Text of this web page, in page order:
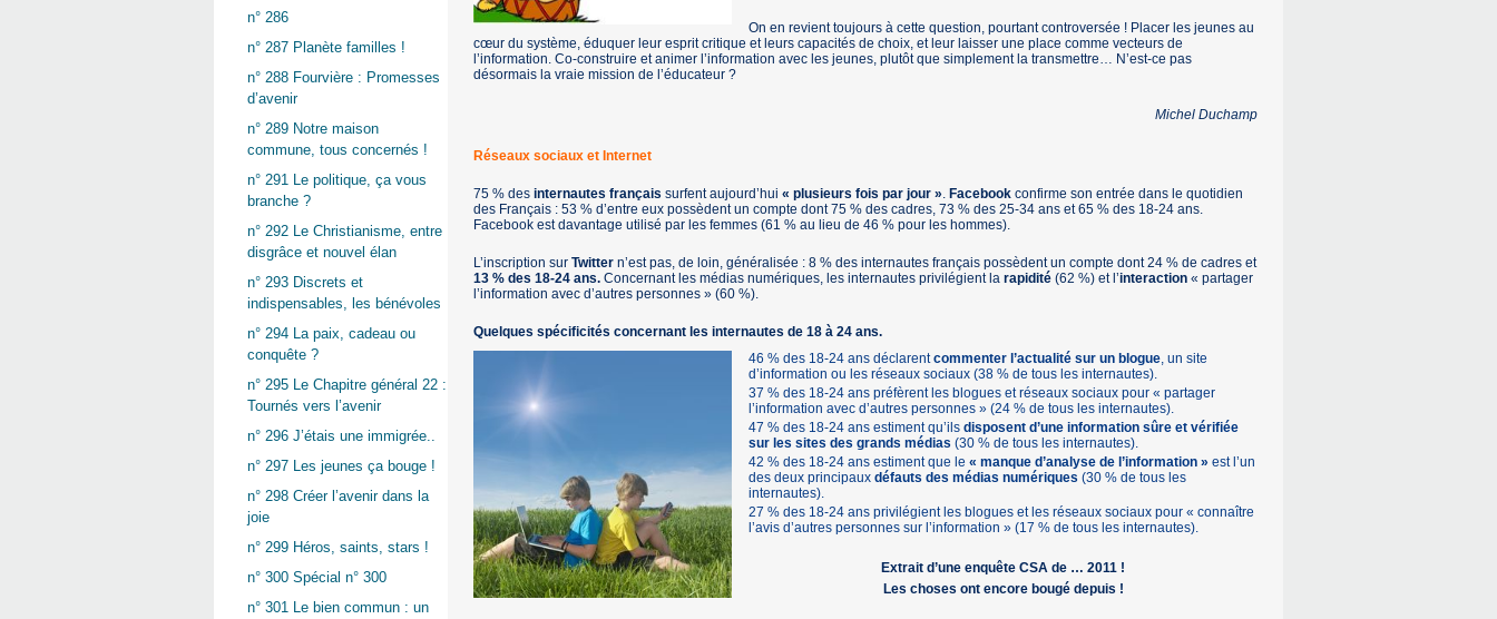
On en revient toujours à cette question, pourtant controversée ! Placer les jeunes au
cœur du système, éduquer leur esprit critique et leurs capacités de choix, et leur laisser une place comme vecteurs de
l’information. Co-construire et animer l’information avec les jeunes, plutôt que simplement la transmettre… N’est-ce pas
désormais la vraie mission de l’éducateur ?
Michel Duchamp
Réseaux sociaux et Internet
75 % des internautes français surfent aujourd’hui « plusieurs fois par jour ». Facebook confirme son entrée dans le quotidien
des Français : 53 % d’entre eux possèdent un compte dont 75 % des cadres, 73 % des 25-34 ans et 65 % des 18-24 ans.
Facebook est davantage utilisé par les femmes (61 % au lieu de 46 % pour les hommes).
L’inscription sur Twitter n’est pas, de loin, généralisée : 8 % des internautes français possèdent un compte dont 24 % de cadres et
13 % des 18-24 ans.Concernant les médias numériques, les internautes privilégient la rapidité (62 %) et l’interaction « partager
l’information avec d’autres personnes » (60 %).
Quelques spécificités concernant les internautes de 18 à 24 ans.
46 % des 18-24 ans déclarentcommenter l’actualité sur un blogue, un site
d’information ou les réseaux sociaux (38 % de tous les internautes).
37 % des 18-24 ans préfèrent les blogues et réseaux sociaux pour « partager
l’information avec d’autres personnes » (24 % de tous les internautes).
47 % des 18-24 ans estiment qu’ilsdisposent d’une information sûre et vérifiée
sur les sites des grands médias (30 % de tous les internautes).
42 % des 18-24 ans estiment que le« manque d’analyse de l’information » est l’un
des deux principauxdéfauts des médias numériques (30 % de tous les
internautes).
27 % des 18-24 ans privilégient les blogues et les réseaux sociaux pour « connaître
l’avis d’autres personnes sur l’information » (17 % de tous les internautes).
Extrait d’une enquête CSA de … 2011 !
Les choses ont encore bougé depuis !
n° 286
n° 287 Planète familles !
n° 288 Fourvière : Promesses
d’avenir
n° 289 Notre maison
commune, tous concernés !
n° 291 Le politique, ça vous
branche ?
n° 292 Le Christianisme, entre
disgrâce et nouvel élan
n° 293 Discrets et
indispensables, les bénévoles
n° 294 La paix, cadeau ou
conquête ?
n° 295 Le Chapitre général 22 :
Tournés vers l’avenir
n° 296 J’étais une immigrée..
n° 297 Les jeunes ça bouge !
n° 298 Créer l’avenir dans la
joie
n° 299 Héros, saints, stars !
n° 300 Spécial n° 300
n° 301 Le bien commun : un